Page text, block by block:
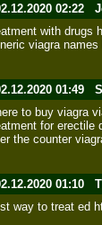
02:22
with drugs
viagra
01:49
to buy viagra
for erectile
the counter
01:10
way to treat ed